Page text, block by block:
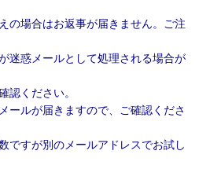
の場合はお返事が届きません。ご注
迷惑メールとして処理される場合が
認ください。
ールが届きますので、ご確認くださ
ですが別のメールアドレスでお試し